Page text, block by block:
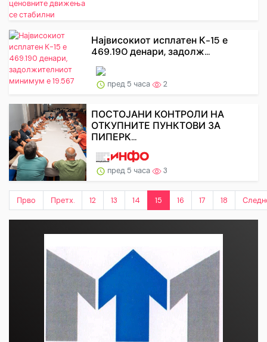
Највисокиот исплатен К-15 е
469.190 денари, задолж...
пред 5 часа 2
ПОСТОЈАНИ КОНТРОЛИ НА
ОТКУПНИТЕ ПУНКТОВИ ЗА
ПИПЕРК...
пред 5 часа 3
Прво Претх. 12 13 14 15 16 17 18